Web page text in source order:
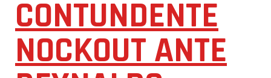
CONTUNDENTE
NOCKOUT ANTE